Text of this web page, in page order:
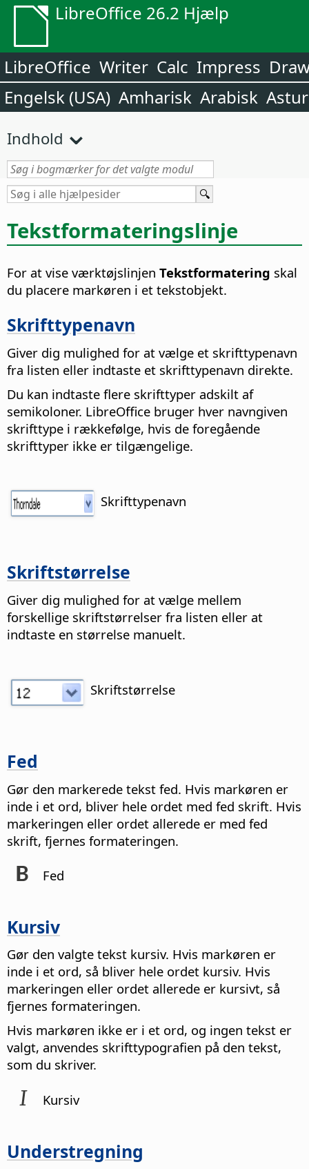
LibreOffice 26.2 Hjælp
LibreOffice Writer Calc Impress
Engelsk (USA) Amharisk Arabisk
Indhold
Tekstformateringslinje
For at vise værktøjslinjen Tekstformatering skal
du placere markøren i et tekstobjekt.
Skrifttypenavn
Giver dig mulighed for at vælge et skrifttypenavn
fra listen eller indtaste et skrifttypenavn direkte.
Du kan indtaste flere skrifttyper adskilt af
semikoloner. LibreOffice bruger hver navngiven
skrifttype i rækkefølge, hvis de foregående
skrifttyper ikke er tilgængelige.
Skrifttypenavn
Skriftstørrelse
Giver dig mulighed for at vælge mellem
forskellige skriftstørrelser fra listen eller at
indtaste en størrelse manuelt.
Skriftstørrelse
Fed
Gør den markerede tekst fed. Hvis markøren er
inde i et ord, bliver hele ordet med fed skrift. Hvis
markeringen eller ordet allerede er med fed
skrift, fjernes formateringen.
Fed
Kursiv
Gør den valgte tekst kursiv. Hvis markøren er
inde i et ord, så bliver hele ordet kursiv. Hvis
markeringen eller ordet allerede er kursivt, så
fjernes formateringen.
Hvis markøren ikke er i et ord, og ingen tekst er
valgt, anvendes skrifttypografien på den tekst,
som du skriver.
Kursiv
Understregning